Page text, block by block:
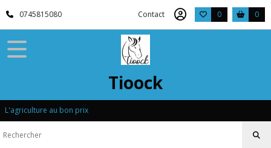
0745815080 Contact 0 0
Tioock
L'agriculture au bon prix